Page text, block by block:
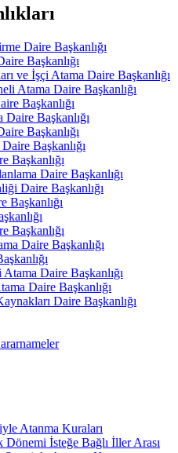
Daire Başkanlığı
Başkanlığı
ve İşçi Atama Daire Başkanlığı
Atama Daire Başkanlığı
Başkanlığı
Başkanlığı
Başkanlığı
Başkanlığı
Başkanlığı
Daire Başkanlığı
Daire Başkanlığı
Başkanlığı
Başkanlığı
Daire Başkanlığı
Daire Başkanlığı
Daire Başkanlığı
Daire Başkanlığı
Atanma Kuraları
Dönemi İsteğe Bağlı İller Arası